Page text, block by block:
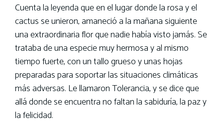
Cuenta la leyenda que en el lugar donde la rosa y el
cactus se unieron, amaneció a la mañana siguiente
una extraordinaria flor que nadie había visto jamás. Se
trataba de una especie muy hermosa y al mismo
tiempo fuerte, con un tallo grueso y unas hojas
preparadas para soportar las situaciones climáticas
más adversas. Le llamaron Tolerancia, y se dice que
allá donde se encuentra no faltan la sabiduría, la paz y
la felicidad.